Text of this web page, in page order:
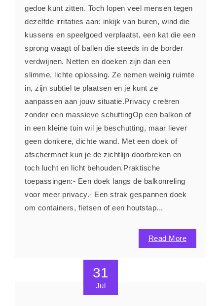
gedoe kunt zitten. Toch lopen veel mensen tegen
dezelfde irritaties aan: inkijk van buren, wind die
kussens en speelgoed verplaatst, een kat die een
sprong waagt of ballen die steeds in de border
verdwijnen. Netten en doeken zijn dan een
slimme, lichte oplossing. Ze nemen weinig ruimte
in, zijn subtiel te plaatsen en je kunt ze
aanpassen aan jouw situatie.Privacy creëren
zonder een massieve schuttingOp een balkon of
in een kleine tuin wil je beschutting, maar liever
geen donkere, dichte wand. Met een doek of
afschermnet kun je de zichtlijn doorbreken en
toch lucht en licht behouden.Praktische
toepassingen:- Een doek langs de balkonreling
voor meer privacy.- Een strak gespannen doek
om containers, fietsen of een houtstap...
Read More
31
Jul